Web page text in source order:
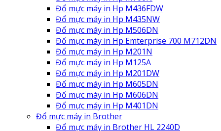
Đổ mực máy in Hp M436FDW
Đổ mực máy in Hp M435NW
Đổ mực máy in Hp M506DN
Đổ mực máy in Hp Emterprise 700 M712DN
Đổ mực máy in Hp M201N
Đổ mực máy in Hp M125A
Đổ mực máy in Hp M201DW
Đổ mực máy in Hp M605DN
Đổ mực máy in Hp M606DN
Đổ mực máy in Hp M401DN
Đổ mực máy in Brother
Đổ mực máy in Brother HL 2240D